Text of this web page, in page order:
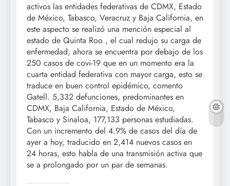
activos las entidades federativas de CDMX, Estado
de México, Tabasco, Veracruz y Baja California, en
este aspecto se realizó una mención especial al
estado de Quinta Roo , el cual redujo su carga de
enfermedad, ahora se encuentra por debajo de los
250 casos de covi-19 que en un momento era la
cuarta entidad federativa con mayor carga, esto se
traduce en buen control epidémico, comento
Gatell. 5,332 defunciones, predominantes en
CDMX, Baja California, Estado de México,
Tabasco y Sinaloa, 177,133 personas estudiadas.
Con un incremento del 4.9% de casos del día de
ayer a hoy, traducido en 2,414 nuevos casos en
24 horas, esto habla de una transmisión activa que
se a prolongado por un par de semanas.